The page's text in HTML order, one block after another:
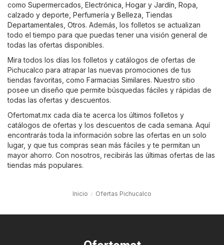
como Supermercados Electrónica Hogar y Jardín Ropa,
calzado y deporte Perfumería y Belleza Tiendas
Departamentales Otros. Además, los folletos se actualizan
todo el tiempo para que puedas tener una visión general de
todas las ofertas disponibles.
Mira todos los días los folletos y catálogos de ofertas de
Pichucalco para atrapar las nuevas promociones de tus
tiendas favoritas, como Farmacias Similares. Nuestro sitio
posee un diseño que permite búsquedas fáciles y rápidas de
todas las ofertas y descuentos.
Ofertomat.mx cada día te acerca los últimos folletos y
catálogos de ofertas y los descuentos de cada semana. Aquí
encontrarás toda la información sobre las ofertas en un solo
lugar, y que tus compras sean más fáciles y te permitan un
mayor ahorro. Con nosotros, recibirás las últimas ofertas de las
tiendas más populares.
Inicio Ofertas Pichucalco